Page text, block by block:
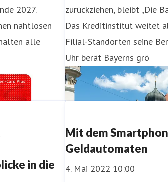
2027.
nahtlosen
alle
zurückziehen, bleibt „Die
Das Kreditinstitut weitet
Filial-Standorten seine
Uhr berät Bayerns grö
in die
Mit dem
Geldautomaten
4. Mai 2022 10:00